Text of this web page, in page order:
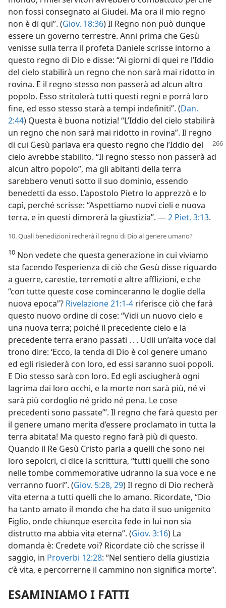
non fossi consegnato ai Giudei. Ma ora il mio regno
non è di qui”. (Giov. 18:36) Il Regno non può dunque
essere un governo terrestre. Anni prima che Gesù
venisse sulla terra il profeta Daniele scrisse intorno a
questo regno di Dio e disse: “Ai giorni di quei re l’Iddio
del cielo stabilirà un regno che non sarà mai ridotto in
rovina. E il regno stesso non passerà ad alcun altro
popolo. Esso stritolerà tutti questi regni e porrà loro
fine, ed esso stesso starà a tempi indefiniti”. (Dan.
2:44) Questa è buona notizia! “L’Iddio del cielo stabilirà
un regno che non sarà mai ridotto in rovina”. Il regno
di cui Gesù parlava era questo regno che l’Iddio del
cielo avrebbe stabilito. “Il regno stesso non passerà ad
alcun altro popolo”, ma gli abitanti della terra
sarebbero venuti sotto il suo dominio, essendo
benedetti da esso. L’apostolo Pietro lo apprezzò e lo
capì, perché scrisse: “Aspettiamo nuovi cieli e nuova
terra, e in questi dimorerà la giustizia”. —2 Piet. 3:13.
10. Quali benedizioni recherà il regno di Dio al genere umano?
10 Non vedete che questa generazione in cui viviamo
sta facendo l’esperienza di ciò che Gesù disse riguardo
a guerre, carestie, terremoti e altre afflizioni, e che
“con tutte queste cose cominceranno le doglie della
nuova epoca”? Rivelazione 21:1-4 riferisce ciò che farà
questo nuovo ordine di cose: “Vidi un nuovo cielo e
una nuova terra; poiché il precedente cielo e la
precedente terra erano passati . . . Udii un’alta voce dal
trono dire: ‘Ecco, la tenda di Dio è col genere umano
ed egli risiederà con loro, ed essi saranno suoi popoli.
E Dio stesso sarà con loro. Ed egli asciugherà ogni
lagrima dai loro occhi, e la morte non sarà più, né vi
sarà più cordoglio né grido né pena. Le cose
precedenti sono passate’”. Il regno che farà questo per
il genere umano merita d’essere proclamato in tutta la
terra abitata! Ma questo regno farà più di questo.
Quando il Re Gesù Cristo parla a quelli che sono nei
loro sepolcri, ci dice la scrittura, “tutti quelli che sono
nelle tombe commemorative udranno la sua voce e ne
verranno fuori”. (Giov. 5:28, 29) Il regno di Dio recherà
vita eterna a tutti quelli che lo amano. Ricordate, “Dio
ha tanto amato il mondo che ha dato il suo unigenito
Figlio, onde chiunque esercita fede in lui non sia
distrutto ma abbia vita eterna”. (Giov. 3:16) La
domanda è: Credete voi? Ricordate ciò che scrisse il
saggio, in Proverbi 12:28: “Nel sentiero della giustizia
c’è vita, e percorrerne il cammino non significa morte”.
ESAMINIAMO I FATTI